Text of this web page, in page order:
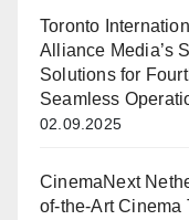
Toronto
Alliance Media’s
Solutions for
Seamless
02.09.2025
CinemaNext
of-the-Art Cinema